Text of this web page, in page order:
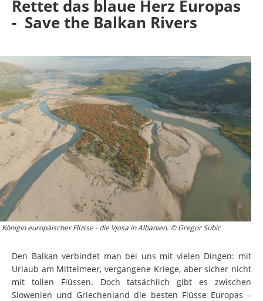
Rettet das blaue Herz Europas
- Save the Balkan Rivers
europäischer Flüsse - die Vjosa in Albanien. © Gregor Subic
Den Balkan verbindet man bei uns mit vielen Dingen: mit
Urlaub am Mittelmeer, vergangene Kriege, aber sicher nicht
mit tollen Flüssen. Doch tatsächlich gibt es zwischen
Slowenien und Griechenland die besten Flüsse Europas –